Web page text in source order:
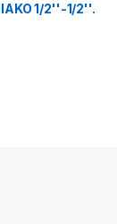
1/2''-1/2''.